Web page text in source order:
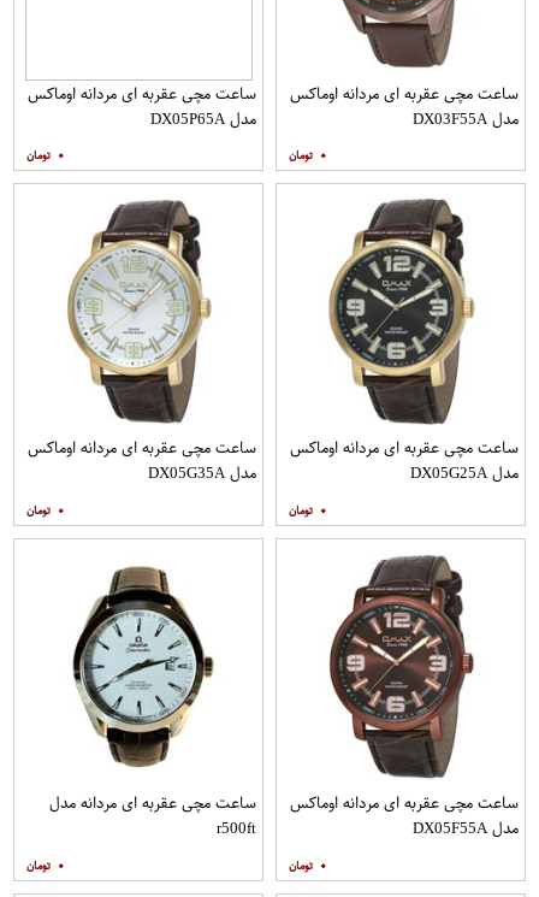
ساعت مچی عقربه ای مردانه اوماکس
مدل DX03F55A
۰
ساعت مچی عقربه ای مردانه اوماکس
مدل DX05P65A
۰
ساعت مچی عقربه ای مردانه اوماکس
مدل DX05G25A
۰
ساعت مچی عقربه ای مردانه اوماکس
مدل DX05G35A
۰
ساعت مچی عقربه ای مردانه اوماکس
مدل DX05F55A
۰
ساعت مچی عقربه ای مردانه مدل
r500ft
۰